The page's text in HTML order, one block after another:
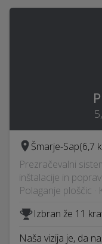
Šmarje-Sap(6,7
Prezračevalni
inštalacije in
Polaganje ploščic ·
Izbran že 11
Naša vizija je, da